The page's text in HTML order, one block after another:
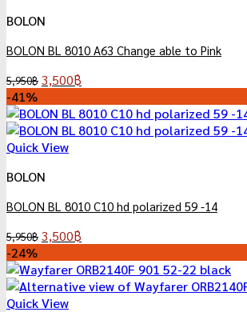
BOLON
BOLON BL 8010 A63 Change able to Pink
5,950฿ Original
was:
5,950฿.
3,500฿
is:
3,500฿.
-41%
Quick View
BOLON
BOLON BL 8010 C10 hd polarized 59 -14
5,950฿ Original
was:
5,950฿.
3,500฿
is:
3,500฿.
-24%
Quick View